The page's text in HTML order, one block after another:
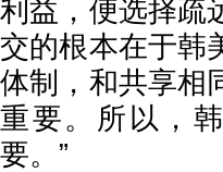
利益，便选择疏
交的根本在于韩
体制，和共享相
重要。所以，
要。”